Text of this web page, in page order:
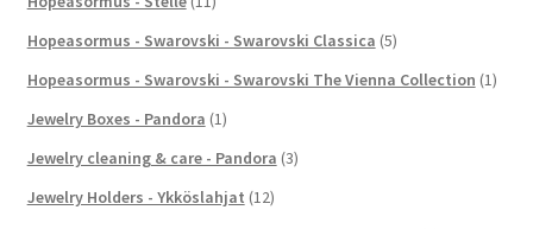
Hopeasormus - Swarovski - Swarovski Classica (5)
Hopeasormus - Swarovski - Swarovski The Vienna Collection (1)
Jewelry Boxes - Pandora (1)
Jewelry cleaning & care - Pandora (3)
Jewelry Holders - Ykköslahjat (12)